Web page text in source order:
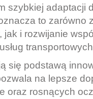
szybkiej adaptacji
to zarówno
i rozwijanie
się podstawą
na lepsze
oraz rosnących